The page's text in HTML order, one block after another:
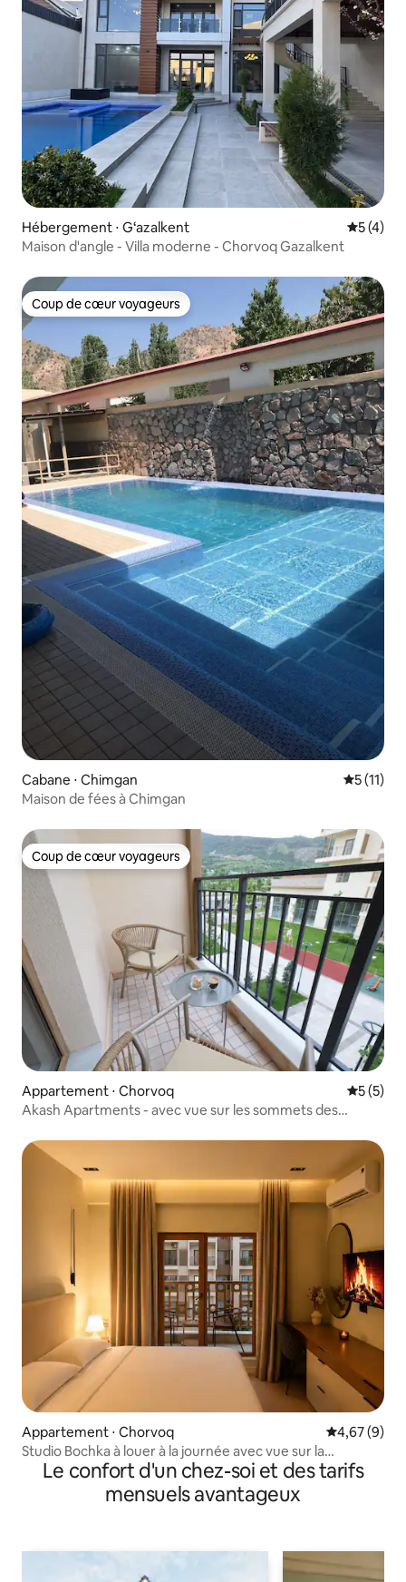
Hébergement ⋅ G‘azalkent
5 (4)
Maison d'angle - Villa moderne - Chorvoq Gazalkent
Coup de cœur voyageurs
Coup de cœur voyageurs
Cabane ⋅ Chimgan
5 (11)
Maison de fées à Chimgan
Coup de cœur voyageurs
Coup de cœur voyageurs
Appartement ⋅ Chorvoq
5 (5)
Akash Apartments - avec vue sur les sommets des
Appartement ⋅ Chorvoq Évaluation
4,67 (9)
Studio Bochka à louer à la journée avec vue sur la
montagne | Chorvoq
Le confort d'un chez-soi et des tarifs
mensuels avantageux